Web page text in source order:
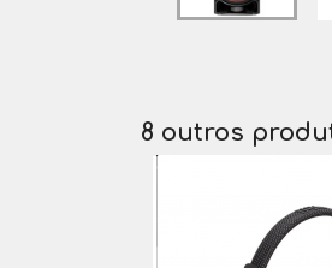
8 outros